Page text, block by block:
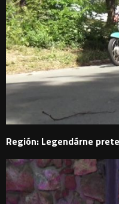
Región: Legendárne